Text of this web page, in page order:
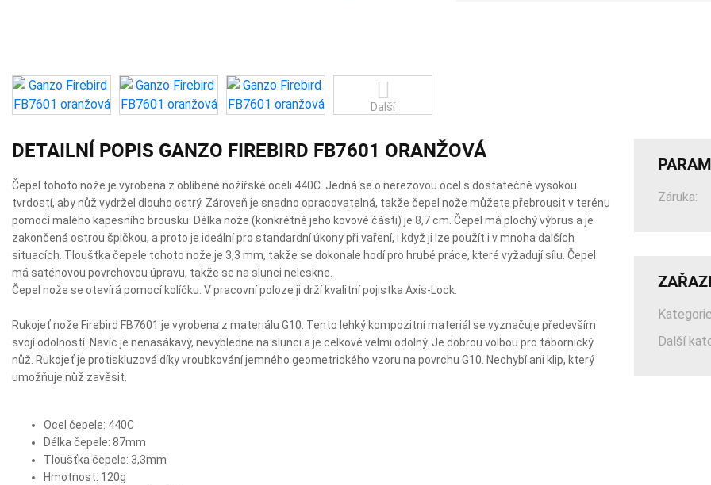
Další
DETAILNÍ POPIS GANZO FIREBIRD FB7601 ORANŽOVÁ
Čepel tohoto nože je vyrobena z oblíbené nožířské oceli 440C. Jedná se o nerezovou ocel s dostatečně vysokou
tvrdostí, aby nůž vydržel dlouho ostrý. Zároveň je snadno opracovatelná, takže čepel nože můžete přebrousit v terénu
pomocí malého kapesního brousku. Délka nože (konkrétně jeho kovové části) je 8,7 cm. Čepel má plochý výbrus a je
zakončená ostrou špičkou, a proto je ideální pro standardní úkony při vaření, i když ji lze použít i v mnoha dalších
situacích. Tloušťka čepele tohoto nože je 3,3 mm, takže se dokonale hodí pro hrubé práce, které vyžadují sílu. Čepel
má saténovou povrchovou úpravu, takže se na slunci neleskne.
Čepel nože se otevírá pomocí kolíčku. V pracovní poloze ji drží kvalitní pojistka Axis-Lock.
Rukojeť nože Firebird FB7601 je vyrobena z materiálu G10. Tento lehký kompozitní materiál se vyznačuje především
svojí odolností. Navíc je nenasákavý, nevybledne na slunci a je celkově velmi odolný. Je dobrou volbou pro tábornický
nůž. Rukojeť je protiskluzová díky vroubkování jemného geometrického vzoru na povrchu G10. Nechybí ani klip, který
umožňuje nůž zavěsit.
Ocel čepele: 440C
Délka čepele: 87mm
Tloušťka čepele: 3,3mm
Hmotnost: 120g
Záruka:
Další